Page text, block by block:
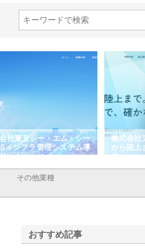
株式会社アクアスペースが水中
から陸上まで一貫施工できる理
由
その他業種
おすすめ記事